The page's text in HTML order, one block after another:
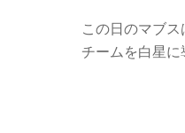
b
o
この日のマブ
チームを白星に